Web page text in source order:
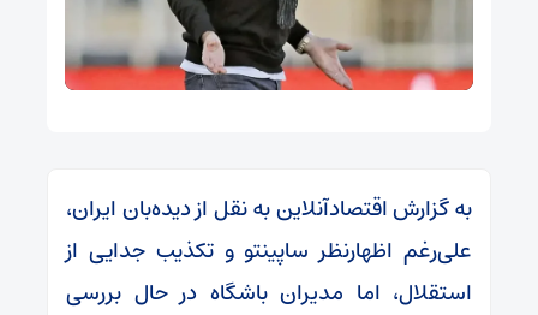
به گزارش اقتصادآنلاین به نقل از دیده‌بان ایران،
علی‌رغم اظهارنظر ساپینتو و تکذیب جدایی از
استقلال، اما مدیران باشگاه در حال بررسی